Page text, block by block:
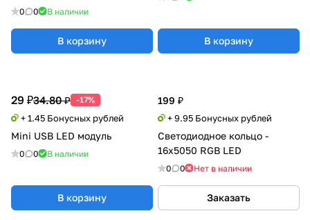
0 0 В наличии
В корзину В корзину
29 ₽34.80 ₽ -17%
+ 1.45 Бонусных рублей
Mini USB LED модуль
0 0 В наличии
В корзину
199 ₽
+ 9.95 Бонусных рублей
Светодиодное кольцо -
16х5050 RGB LED
0 0 Нет в наличии
Заказать